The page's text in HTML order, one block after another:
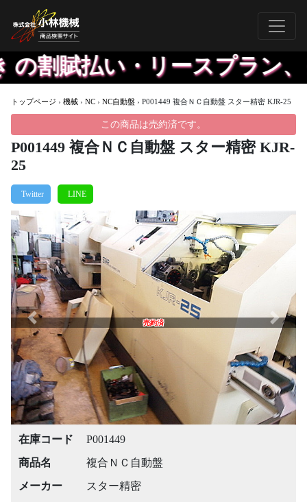
払い・リースプラン、※尚
トップページ › 機械 › NC › NC自動盤 › P001449 複合ＮＣ自動盤 スター精密 KJR-25
この商品は売約済です。
P001449 複合ＮＣ自動盤 スター精密 KJR-
25
売約済
Previous Next
在庫コード
P001449
商品名
複合ＮＣ自動盤
メーカー
スター精密